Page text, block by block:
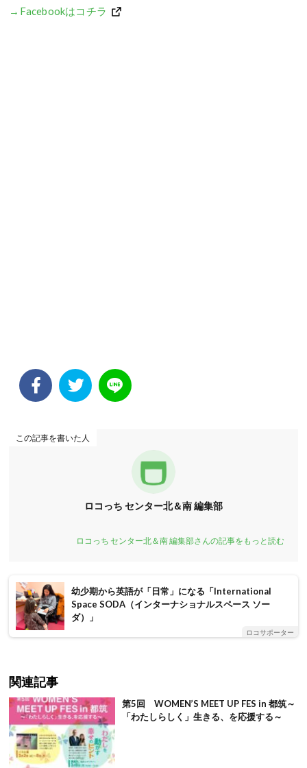
→Facebookはコチラ
この記事を書いた人
ロコっち センター北＆南 編集部
ロコっち センター北＆南 編集部さんの記事をもっと読む
幼少期から英語が「日常」になる「International
Space SODA（インターナショナルスペース ソー
ダ）」
ロコサポーター
関連記事
第5回 WOMEN’S MEET UP FES in 都筑～
「わたしらしく」生きる、を応援する～